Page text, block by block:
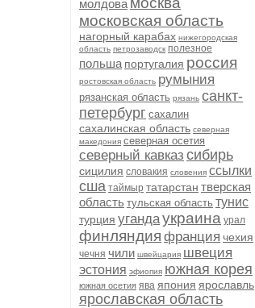
молдова
московская область
нагорный карабах нижегородская
область петрозаводск полезное
польша португалия россия
ростовская область румыния
рязанская область рязань санкт-
петербург сахалин
сахалинская область северная
македония северная осетия
северный кавказ сибирь
сицилия словакия словения ссылки
сша таймыр татарстан тверская
область тульская область тунис
турция угандаукраина урал
финляндия франция чехия
чечня чили швейцария швеция
эстония эфиопия южная корея
южная осетия ява япония ярославль
ярославская область